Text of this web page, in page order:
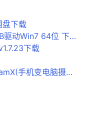
盘下载
动Win7 64位 下载
下载
摄像头) 汉化版V3.5下载